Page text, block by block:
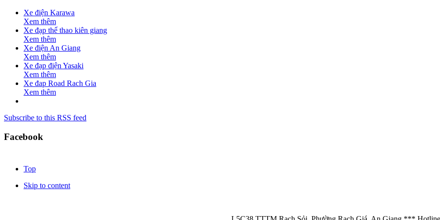
Xe điện Karawa
Xem thêm
Xe đạp thể thao kiên giang
Xem thêm
Xe điện An Giang
Xem thêm
Xe đạp điện Yasaki
Xem thêm
Xe đap Road Rach Gia
Xem thêm
Subscribe to this RSS feed
Facebook
Top
Skip to content